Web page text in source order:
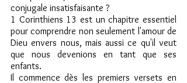
conjugale insatisfaisante ?
1 Corinthiens 13 est un chapitre essentiel
pour comprendre non seulement l'amour de
Dieu envers nous, mais aussi ce qu'il veut
que nous devenions en tant que ses
enfants.
Il commence dès les premiers versets en